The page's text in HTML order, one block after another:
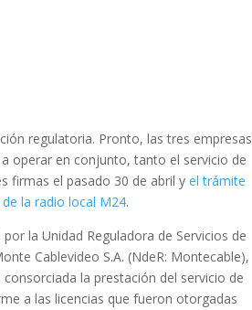
regulatoria. Pronto, las tres empresas
operar en conjunto, tanto el servicio de
firmas el pasado 30 de abril yel trámite
la radio local M24.
la Unidad Reguladora de Servicios de
Cablevideo S.A. (NdeR: Montecable),
consorciada la prestación del servicio de
a las licencias que fueron otorgadas